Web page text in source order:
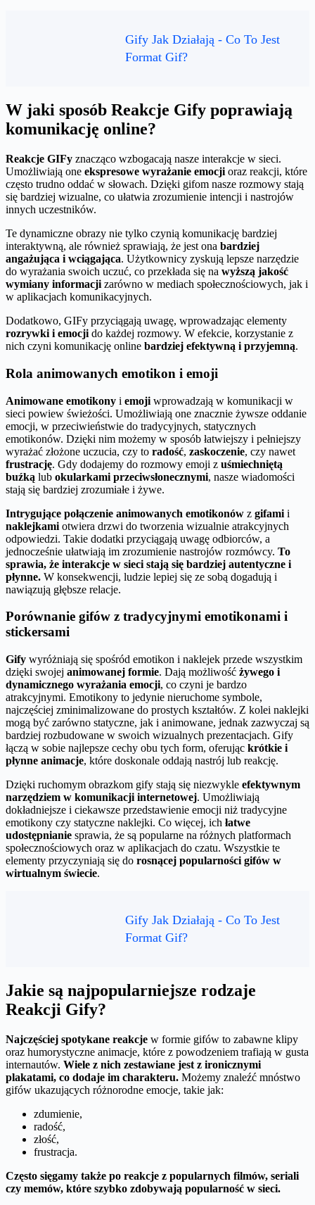
Gify Jak Działają - Co To Jest
Format Gif?
W jaki sposób Reakcje Gify poprawiają
komunikację online?
Reakcje GIFy znacząco wzbogacają nasze interakcje w sieci.
Umożliwiają one ekspresowe wyrażanie emocji oraz reakcji, które
często trudno oddać w słowach. Dzięki gifom nasze rozmowy stają
się bardziej wizualne, co ułatwia zrozumienie intencji i nastrojów
innych uczestników.
Te dynamiczne obrazy nie tylko czynią komunikację bardziej
interaktywną, ale również sprawiają, że jest ona bardziej
angażująca i wciągająca. Użytkownicy zyskują lepsze narzędzie
do wyrażania swoich uczuć, co przekłada się na wyższą jakość
wymiany informacji zarówno w mediach społecznościowych, jak i
w aplikacjach komunikacyjnych.
Dodatkowo, GIFy przyciągają uwagę, wprowadzając elementy
rozrywki i emocji do każdej rozmowy. W efekcie, korzystanie z
nich czyni komunikację online bardziej efektywną i przyjemną.
Rola animowanych emotikon i emoji
Animowane emotikony i emoji wprowadzają w komunikacji w
sieci powiew świeżości. Umożliwiają one znacznie żywsze oddanie
emocji, w przeciwieństwie do tradycyjnych, statycznych
emotikonów. Dzięki nim możemy w sposób łatwiejszy i pełniejszy
wyrażać złożone uczucia, czy to radość, zaskoczenie, czy nawet
frustrację. Gdy dodajemy do rozmowy emoji z uśmiechniętą
buźką lub okularkami przeciwsłonecznymi, nasze wiadomości
stają się bardziej zrozumiałe i żywe.
Intrygujące połączenie animowanych emotikonów z gifami i
naklejkami otwiera drzwi do tworzenia wizualnie atrakcyjnych
odpowiedzi. Takie dodatki przyciągają uwagę odbiorców, a
jednocześnie ułatwiają im zrozumienie nastrojów rozmówcy. To
sprawia, że interakcje w sieci stają się bardziej autentyczne i
płynne. W konsekwencji, ludzie lepiej się ze sobą dogadują i
nawiązują głębsze relacje.
Porównanie gifów z tradycyjnymi emotikonami i
stickersami
Gify wyróżniają się spośród emotikon i naklejek przede wszystkim
dzięki swojej animowanej formie. Dają możliwość żywego i
dynamicznego wyrażania emocji, co czyni je bardzo
atrakcyjnymi. Emotikony to jedynie nieruchome symbole,
najczęściej zminimalizowane do prostych kształtów. Z kolei naklejki
mogą być zarówno statyczne, jak i animowane, jednak zazwyczaj są
bardziej rozbudowane w swoich wizualnych prezentacjach. Gify
łączą w sobie najlepsze cechy obu tych form, oferując krótkie i
płynne animacje, które doskonale oddają nastrój lub reakcję.
Dzięki ruchomym obrazkom gify stają się niezwykle efektywnym
narzędziem w komunikacji internetowej. Umożliwiają
dokładniejsze i ciekawsze przedstawienie emocji niż tradycyjne
emotikony czy statyczne naklejki. Co więcej, ich łatwe
udostępnianie sprawia, że są popularne na różnych platformach
społecznościowych oraz w aplikacjach do czatu. Wszystkie te
elementy przyczyniają się do rosnącej popularności gifów w
wirtualnym świecie.
Gify Jak Działają - Co To Jest
Format Gif?
Jakie są najpopularniejsze rodzaje
Reakcji Gify?
Najczęściej spotykane reakcje w formie gifów to zabawne klipy
oraz humorystyczne animacje, które z powodzeniem trafiają w gusta
internautów. Wiele z nich zestawiane jest z ironicznymi
plakatami, co dodaje im charakteru. Możemy znaleźć mnóstwo
gifów ukazujących różnorodne emocje, takie jak:
zdumienie,
radość,
złość,
frustracja.
Często sięgamy także po reakcje z popularnych filmów, seriali
czy memów, które szybko zdobywają popularność w sieci.